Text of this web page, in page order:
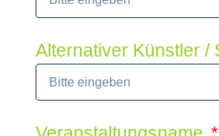
Alternativer Künstler /